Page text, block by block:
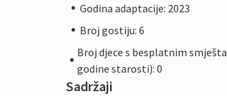
Godina adaptacije: 2023
Broj gostiju: 6
Broj djece s besplatnim
godine starosti): 0
Sadržaji